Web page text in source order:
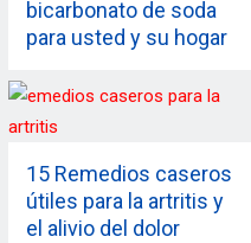
bicarbonato de soda
para usted y su hogar
15 Remedios caseros
útiles para la artritis y
el alivio del dolor